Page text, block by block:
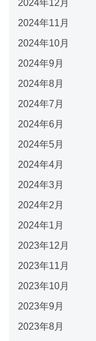
2024年12月
2024年11月
2024年10月
2024年9月
2024年8月
2024年7月
2024年6月
2024年5月
2024年4月
2024年3月
2024年2月
2024年1月
2023年12月
2023年11月
2023年10月
2023年9月
2023年8月